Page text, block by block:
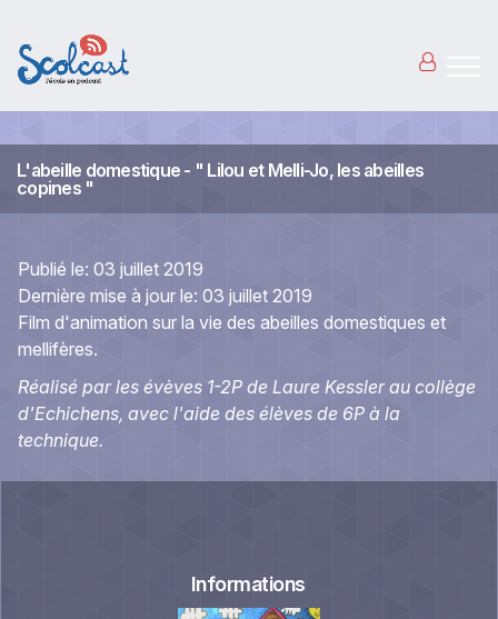
L'abeille domestique - " Lilou et Melli-Jo, les abeilles
copines "
Publié le: 03 juillet 2019
Dernière mise à jour le: 03 juillet 2019
Film d'animation sur la vie des abeilles domestiques et
mellifères.
Réalisé par les évèves 1-2P de Laure Kessler au collège
d'Echichens, avec l'aide des élèves de 6P à la
technique.
Informations